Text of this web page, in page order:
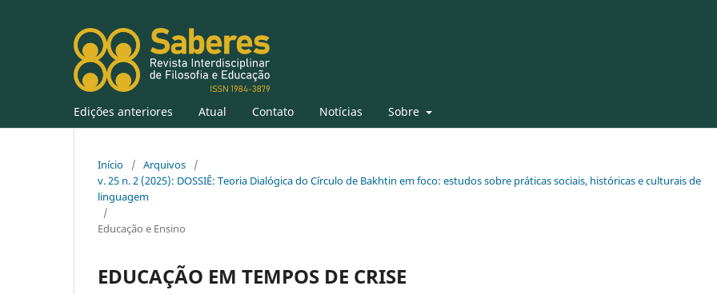
Edições anteriores Atual Contato Notícias Sobre
Início / Arquivos
/
v. 25 n. 2 (2025): DOSSIÊ: Teoria Dialógica do Círculo de Bakhtin em foco: estudos sobre práticas sociais, históricas e culturais de
linguagem
/
Educação e Ensino
EDUCAÇÃO EM TEMPOS DE CRISE